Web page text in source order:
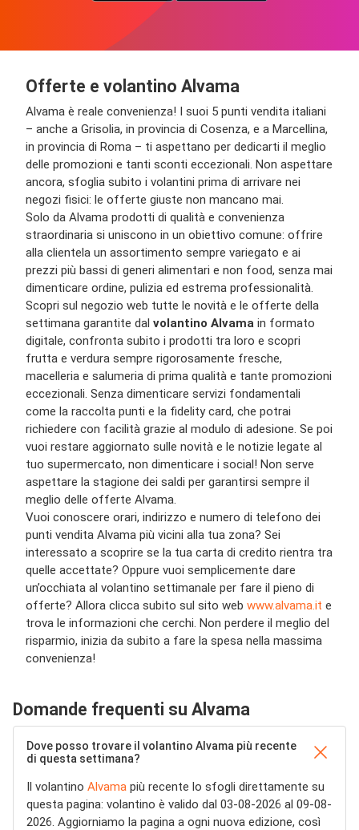
Offerte e volantino Alvama
Alvama è reale convenienza! I suoi 5 punti vendita italiani
– anche a Grisolia, in provincia di Cosenza, e a Marcellina,
in provincia di Roma – ti aspettano per dedicarti il meglio
delle promozioni e tanti sconti eccezionali. Non aspettare
ancora, sfoglia subito i volantini prima di arrivare nei
negozi fisici: le offerte giuste non mancano mai.
Solo da Alvama prodotti di qualità e convenienza
straordinaria si uniscono in un obiettivo comune: offrire
alla clientela un assortimento sempre variegato e ai
prezzi più bassi di generi alimentari e non food, senza mai
dimenticare ordine, pulizia ed estrema professionalità.
Scopri sul negozio web tutte le novità e le offerte della
settimana garantite dal volantino Alvama in formato
digitale, confronta subito i prodotti tra loro e scopri
frutta e verdura sempre rigorosamente fresche,
macelleria e salumeria di prima qualità e tante promozioni
eccezionali. Senza dimenticare servizi fondamentali
come la raccolta punti e la fidelity card, che potrai
richiedere con facilità grazie al modulo di adesione. Se poi
vuoi restare aggiornato sulle novità e le notizie legate al
tuo supermercato, non dimenticare i social! Non serve
aspettare la stagione dei saldi per garantirsi sempre il
meglio delle offerte Alvama.
Vuoi conoscere orari, indirizzo e numero di telefono dei
punti vendita Alvama più vicini alla tua zona? Sei
interessato a scoprire se la tua carta di credito rientra tra
quelle accettate? Oppure vuoi semplicemente dare
un’occhiata al volantino settimanale per fare il pieno di
offerte? Allora clicca subito sul sito web www.alvama.it e
trova le informazioni che cerchi. Non perdere il meglio del
risparmio, inizia da subito a fare la spesa nella massima
convenienza!
Domande frequenti su Alvama
Dove posso trovare il volantino Alvama più recente
di questa settimana?
Il volantino Alvama più recente lo sfogli direttamente su
questa pagina: volantino è valido dal 03-08-2026 al 09-08-
2026. Aggiorniamo la pagina a ogni nuova edizione, così